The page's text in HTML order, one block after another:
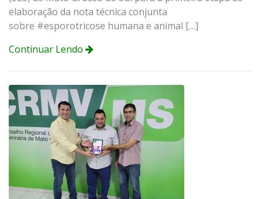
elaboração da nota técnica conjunta
sobre #esporotricose humana e animal […]
Continuar Lendo